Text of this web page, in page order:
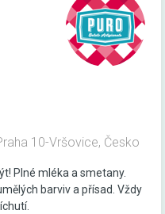
10-Vršovice, Česko
Plné mléka a smetany.
barviv a přísad. Vždy